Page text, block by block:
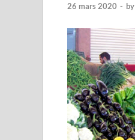
26 mars 2020 - by